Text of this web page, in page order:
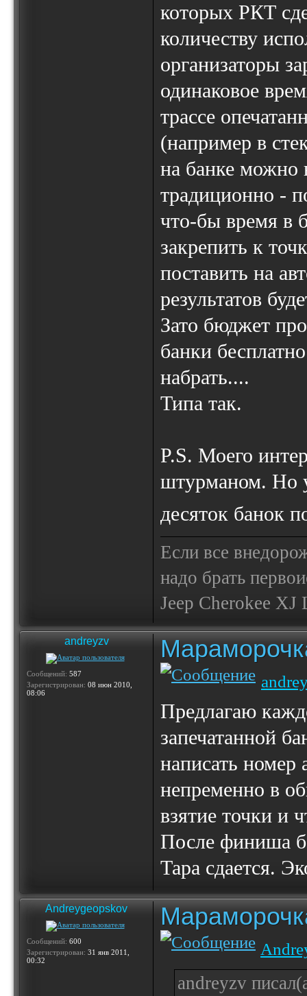
которых РКТ
количеству
организаторы
одинаковое
трассе
(например в
на банке можно
традиционно -
что-бы время в
закрепить к
поставить на
результатов
Зато бюджет
банки
набрать....
Типа так.
P.S. Моего
штурманом. Но
десяток банок
Если все
надо брать
Jeep Cherokee
andreyzv
Сообщений: 587
Зарегистрирован: 08 июн 2010,
08:06
Предлагаю
запечатанной
написать
непременно в
взятие точки и
После финиша
Тара сдается.
Andreygeopskov
Сообщений: 600
Зарегистрирован: 31 янв 2011,
00:32
andreyzv